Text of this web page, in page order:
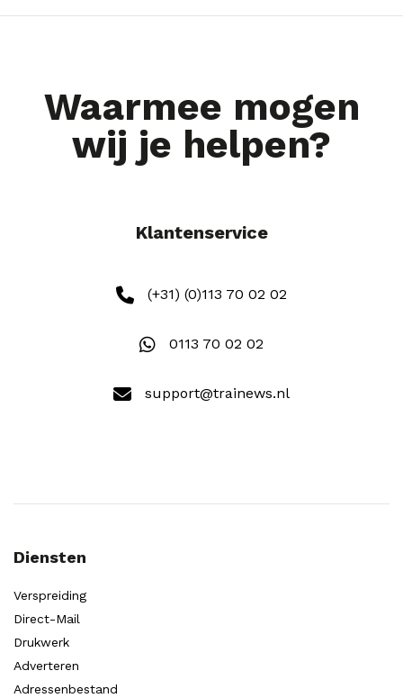
Waarmee mogen
wij je helpen?
Klantenservice
(+31) (0)113 70 02 02
0113 70 02 02
support@trainews.nl
Diensten
Verspreiding
Direct-Mail
Drukwerk
Adverteren
Adressenbestand